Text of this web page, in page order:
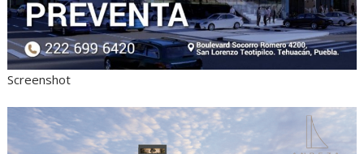
Screenshot